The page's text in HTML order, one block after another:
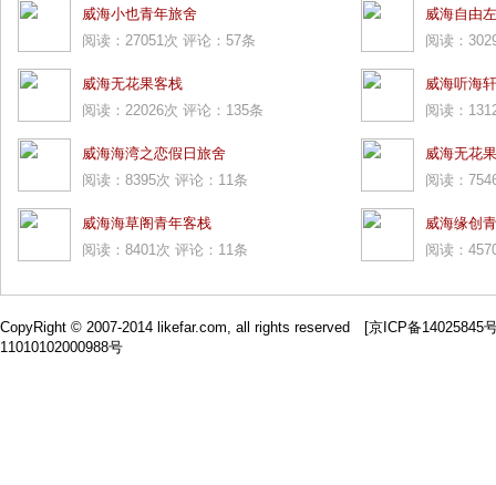
威海小也青年旅舍
阅读：27051次 评论：57条
威海自由
阅读：
威海无花果客栈
阅读：22026次 评论：135条
威海听海
阅读：
威海海湾之恋假日旅舍
阅读：8395次 评论：11条
威海无花
阅读：
威海海草阁青年客栈
阅读：8401次 评论：11条
威海缘创
阅读：
CopyRight © 2007-2014 likefar.com, all rights reserved [京ICP备14025845
11010102000988号